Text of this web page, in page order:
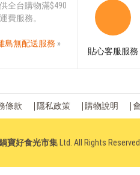
全台購物滿$490
費服務。
島無配送服務 »
貼心客服服務
條款 隱私政策 購物說明
寶好食光市集Ltd. All Rights